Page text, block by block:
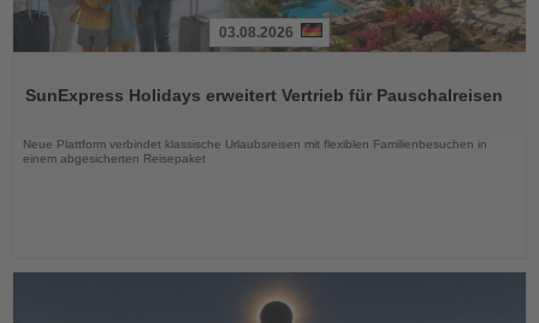
die
03.08.2026
SunExpress Holidays erweitert Vertrieb für Pauschalreisen
Neue Plattform verbindet klassische Urlaubsreisen mit flexiblen Familienbesuchen in
einem abgesicherten Reisepaket